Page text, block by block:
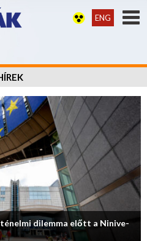
ENG
dilemma előtt a Ninive-